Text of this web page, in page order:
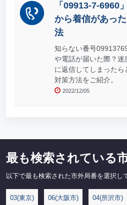
「09913-7-6960
から着信があっ
法
知らない番号
や電話が届いた際？
に返信してしまったら
対策方法をご紹介。
2022/12/05
最も検索されている
以下で最も検索された市外局番を選択し
03(東京) 06(大阪市) 04(所沢市)